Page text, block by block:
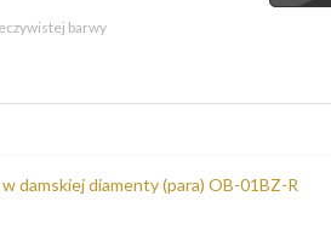
barwy
damskiej diamenty (para) OB-01BZ-R